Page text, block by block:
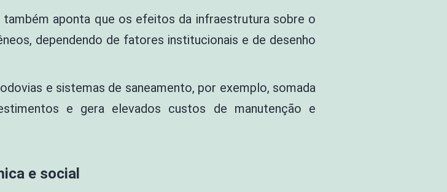
aponta que os efeitos da infraestrutura sobre o
dependendo de fatores institucionais e de desenho
e sistemas de saneamento, por exemplo, somada
e gera elevados custos de manutenção e
e social